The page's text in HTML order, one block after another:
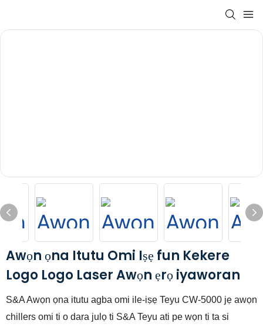
Awọn ọna Itutu Omi Iṣẹ fun Kekere
Logo Logo Laser Awọn ẹrọ iyaworan
S&A Awọn ọna itutu agba omi ile-iṣẹ Teyu CW-5000 jẹ awọn
chillers omi ti o dara julọ ti S&A Teyu ati pe wọn ti ta si